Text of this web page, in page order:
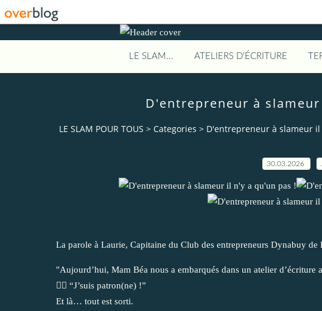
LE SLAM... ATELIERS D'ÉCRITURE
D'entrepreneur à
LE SLAM POUR TOUS > Categories > D'entrepreneur à slameur
30.03.2026
La parole à Laurie, Capitaine du Club des entrepreneurs Dynabuy de
"Aujourd’hui, Mam Béa nous a embarqués dans un atelier d’écriture
👉🏼 “J’suis patron(ne) !”
Et là… tout est sorti.